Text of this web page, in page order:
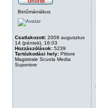
Betűmániákus
Csatlakozott: 2009 augusztus
14 (péntek), 16:03
Hozzászólások: 5239
Tartózkodási hely: Pittore
Magistrale Scuola Media
Superiore